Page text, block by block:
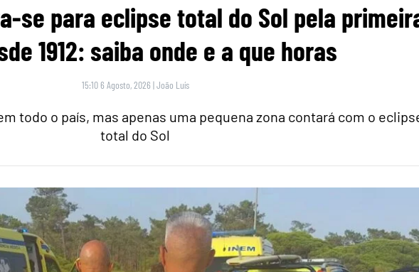
se para eclipse total do Sol pela
1912: saiba onde e a que horas
15:10 6 Agosto, 2026 |João Luís
todo o país, mas apenas uma pequena zona contará com o
total do Sol